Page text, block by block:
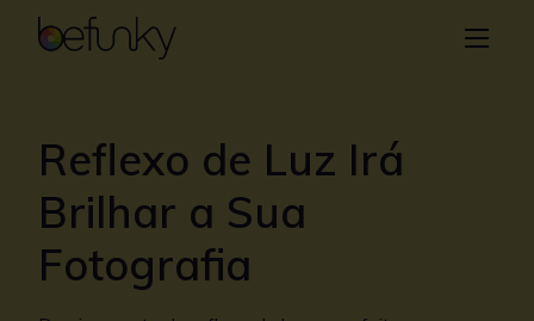
BeFunky
Colagem
Designer Gráfico
Aprender
Reflexo de Luz Irá
Brilhar a Sua
Fotografia